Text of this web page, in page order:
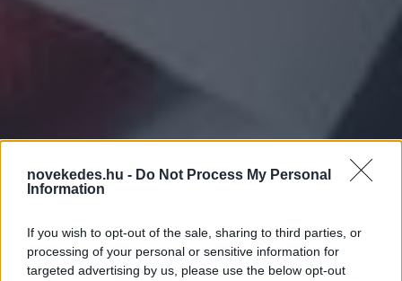
novekedes.hu - Do Not Process My Personal
Information
If you wish to opt-out of the sale, sharing to third parties, or
processing of your personal or sensitive information for
targeted advertising by us, please use the below opt-out